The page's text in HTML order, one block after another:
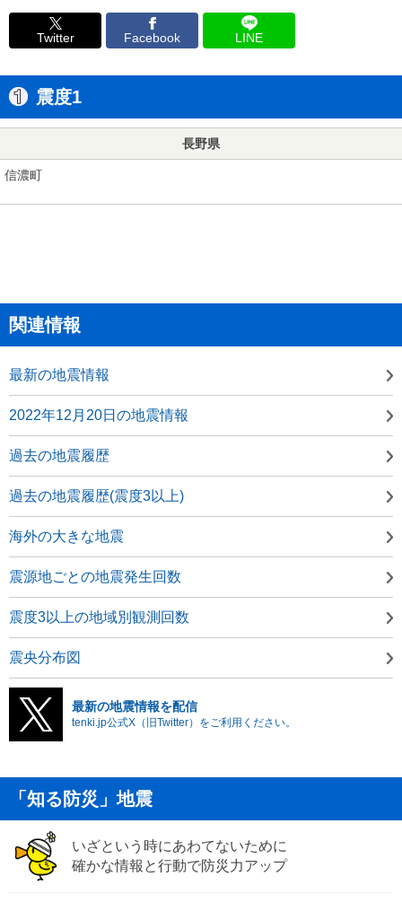
Twitter Facebook LINE
震度1
長野県
信濃町
関連情報
最新の地震情報
2022年12月20日の地震情報
過去の地震履歴
過去の地震履歴(震度3以上)
海外の大きな地震
震源地ごとの地震発生回数
震度3以上の地域別観測回数
震央分布図
最新の地震情報を配信
tenki.jp公式X（旧Twitter）をご利用ください。
「知る防災」地震
いざという時にあわてないために
確かな情報と行動で防災力アップ